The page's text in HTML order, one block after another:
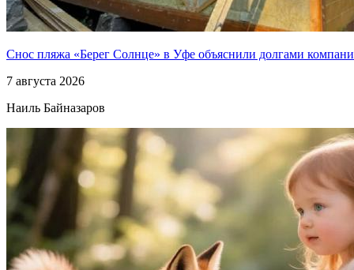
Снос пляжа «Берег Солнце» в Уфе объяснили долгами
7 августа 2026
Наиль Байназаров